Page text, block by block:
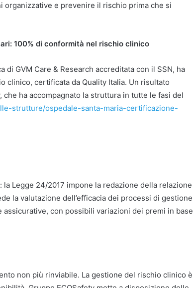
e prevenire il rischio prima che si
100% di conformità nel rischio clinico
di GVM Care & Research accreditata con il SSN, ha
clinico, certificata da Quality Italia. Un risultato
ha accompagnato la struttura in tutte le fasi del
strutture/ospedale-santa-maria-certificazione-
Legge 24/2017 impone la redazione della relazione
la valutazione dell’efficacia dei processi di gestione
con possibili variazioni dei premi in base
non più rinviabile. La gestione del rischio clinico è